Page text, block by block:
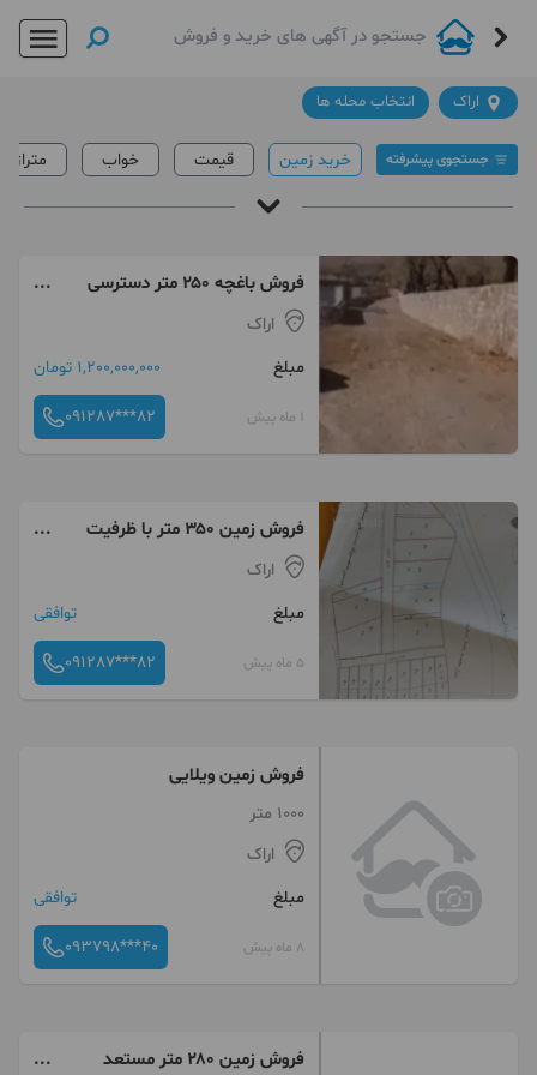
اراک انتخاب محله ها
جستجوی پیشرفته خرید زمین قیمت خواب متراژ
خرید و فروش زمین در اراک
آقای املاک / خرید زمین در اراک
قیمت داغ ترین ها
فروش باغچه ۲۵۰ متر دسترسی
عالی جاده تفرش اراک
اراک
مبلغ
1,200,000,000 تومان
1 ماه پیش 091287***82
فروش زمین ۳۵۰ متر با ظرفیت
مجوز احداث بومگردی
اراک
مبلغ
توافقی
5 ماه پیش 091287***82
فروش زمین ویلایی
1000 متر
اراک
مبلغ
توافقی
8 ماه پیش 093798***40
فروش زمین ۲۸۰ متر مستعد